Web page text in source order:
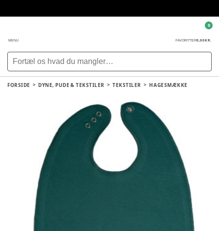
MENU FAVORITTER0,00 KR.
0
FORSIDE DYNE, PUDE & TEKSTILER TEKSTILER HAGESMÆKKE